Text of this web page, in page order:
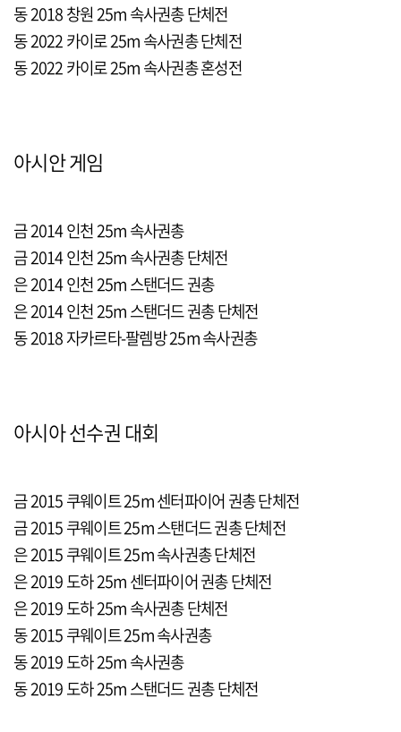
동 2018 창원 25m 속사권총 단체전
동 2022 카이로 25m 속사권총 단체전
동 2022 카이로 25m 속사권총 혼성전
아시안 게임
금 2014 인천 25m 속사권총
금 2014 인천 25m 속사권총 단체전
은 2014 인천 25m 스탠더드 권총
은 2014 인천 25m 스탠더드 권총 단체전
동 2018 자카르타-팔렘방 25m 속사권총
아시아 선수권 대회
금 2015 쿠웨이트 25m 센터파이어 권총 단체전
금 2015 쿠웨이트 25m 스탠더드 권총 단체전
은 2015 쿠웨이트 25m 속사권총 단체전
은 2019 도하 25m 센터파이어 권총 단체전
은 2019 도하 25m 속사권총 단체전
동 2015 쿠웨이트 25m 속사권총
동 2019 도하 25m 속사권총
동 2019 도하 25m 스탠더드 권총 단체전